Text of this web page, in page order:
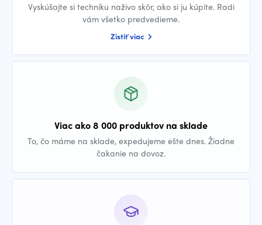
Vyskúšajte si techniku naživo skôr, ako si ju kúpite. Radi
vám všetko predvedieme.
Zistiť viac
Viac ako 8 000 produktov na sklade
To, čo máme na sklade, expedujeme ešte dnes. Žiadne
čakanie na dovoz.